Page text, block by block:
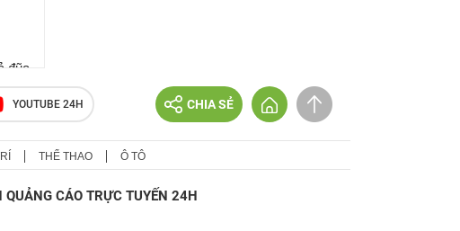
đũa
nổi
YOUTUBE 24H CHIA SẺ
THỂ THAO Ô TÔ
QUẢNG CÁO TRỰC TUYẾN 24H